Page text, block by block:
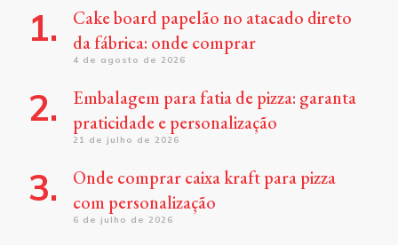
Cake board papelão no atacado direto
da fábrica: onde comprar
4 de agosto de 2026
Embalagem para fatia de pizza: garanta
praticidade e personalização
21 de julho de 2026
Onde comprar caixa kraft para pizza
com personalização
6 de julho de 2026